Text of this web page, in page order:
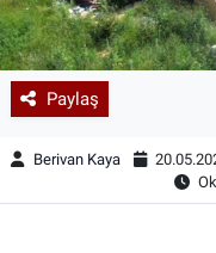
Paylaş
Berivan Kaya